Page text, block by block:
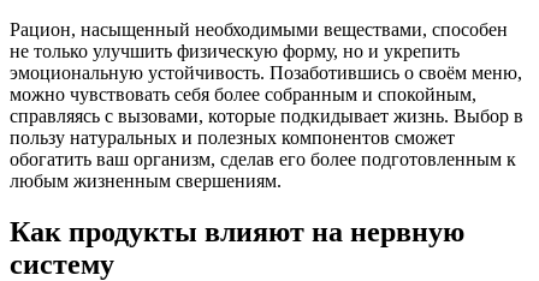
Рацион, насыщенный необходимыми веществами, способен
не только улучшить физическую форму, но и укрепить
эмоциональную устойчивость. Позаботившись о своём меню,
можно чувствовать себя более собранным и спокойным,
справляясь с вызовами, которые подкидывает жизнь. Выбор в
пользу натуральных и полезных компонентов сможет
обогатить ваш организм, сделав его более подготовленным к
любым жизненным свершениям.
Как продукты влияют на нервную
систему